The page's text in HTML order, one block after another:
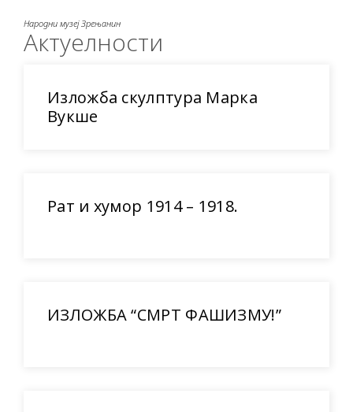
Народни музеј Зрењанин
Актуелности
Изложба скулптура Марка
Вукше
Рат и хумор 1914 – 1918.
ИЗЛОЖБА “СМРТ ФАШИЗМУ!”